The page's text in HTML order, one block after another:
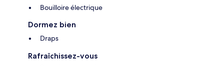
Bouilloire électrique
Dormez bien
Draps
Rafraîchissez-vous